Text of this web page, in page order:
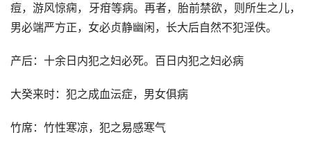
痘，游风惊痫，牙疳等病。再者，胎前禁欲，则所生之儿，
男必端严方正，女必贞静幽闲，长大后自然不犯淫佚。
产后：十余日内犯之妇必死。百日内犯之妇必病
大癸来时：犯之成血沄症，男女俱病
竹席：竹性寒凉，犯之易感寒气